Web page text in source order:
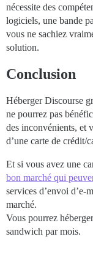
nécessite des
logiciels, une bande
vous ne sachiez
solution.
Conclusion
Héberger Discourse
ne pourrez pas
des inconvénients, et
d’une carte de crédit/
Et si vous avez une
bon marché qui
services d’envoi d’e-
marché.
Vous pourrez
sandwich par mois.